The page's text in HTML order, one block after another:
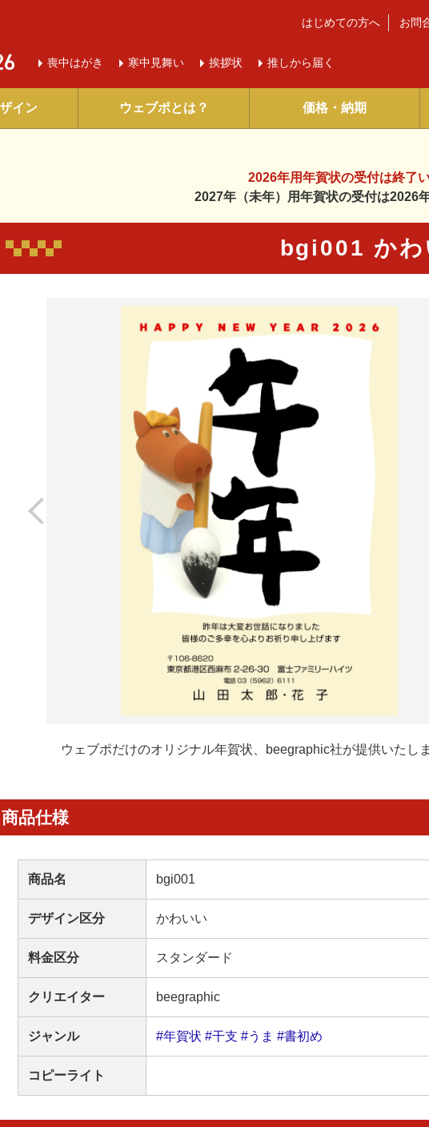
喪中はがき 寒中 見舞い 挨拶状 推しから届く
はじめての方へ お問
イン ウェブポとは？ 価格・納期
2026年用年賀状の受付は終了
2027年（未年）用年賀状の受付は2026
bgi001 かわ
ウェブポだけのオリジナル年賀状、beegraphic社が提供いたし
商品仕様
商品名 bgi001
デザイン区分 かわいい
料金区分 スタンダード
クリエイター beegraphic
ジャンル #年賀状 #干支 #うま #書初め
コピーライト